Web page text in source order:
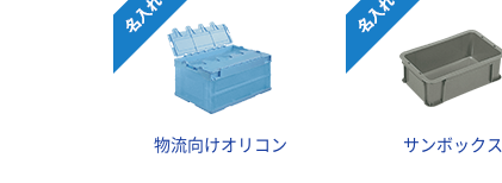
物流向けオリコン サンボックス